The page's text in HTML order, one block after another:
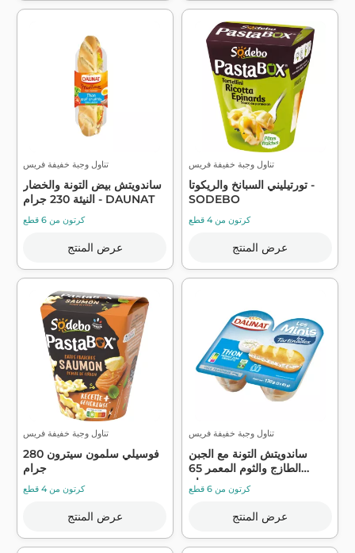
تناول وجبة خفيفة فريس
ساندويتش بيض التونة والخضار
النيئة 230 جرام - DAUNAT
كرتون من 6 قطع
عرض المنتج
تناول وجبة خفيفة فريس
تورتيليني السبانخ والريكوتا -
SODEBO
كرتون من 4 قطع
عرض المنتج
تناول وجبة خفيفة فريس
فوسيلي سلمون سيترون 280
جرام
كرتون من 4 قطع
عرض المنتج
تناول وجبة خفيفة فريس
ساندويتش التونة مع الجبن
الطازج والثوم المعمر 65
كرتون من 6 قطع
عرض المنتج